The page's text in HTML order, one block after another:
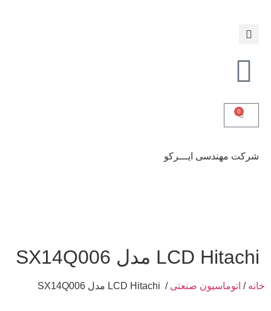
0
شرکت مهندسی ایـــرکو
خانه / اتوماسیون صنعتی / LCD Hitachi مدل SX14Q006